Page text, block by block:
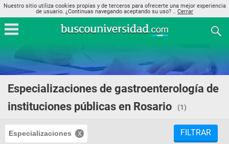
Nuestro sitio utiliza cookies propias y de terceros para ofrecerte una mejor experiencia
de usuario. ¿Continuas navegando aceptando su uso? .. Cerrar
Especializaciones de gastroenterología de
instituciones públicas en Rosario
(1)
Especializaciones FILTRAR